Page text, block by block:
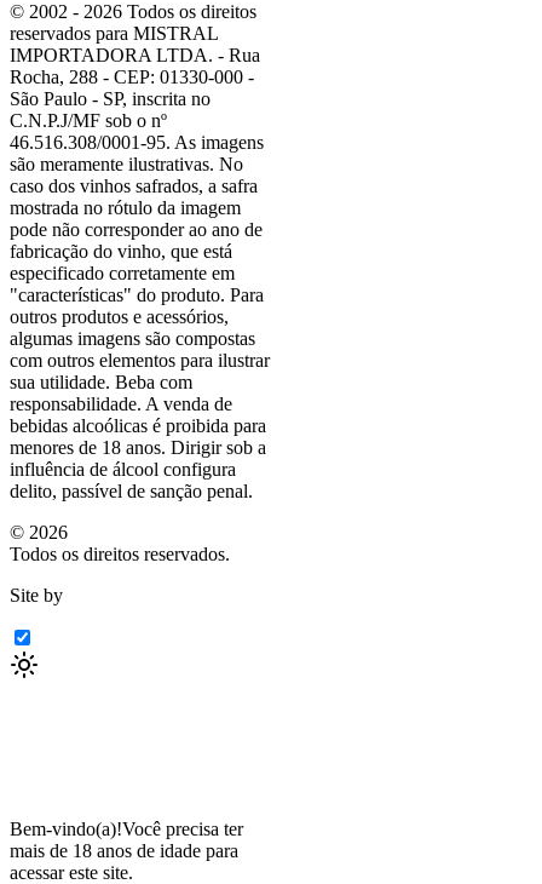
© 2002 - 2026 Todos os direitos
reservados para MISTRAL
IMPORTADORA LTDA. - Rua
Rocha, 288 - CEP: 01330-000 -
São Paulo - SP, inscrita no
C.N.P.J/MF sob o nº
46.516.308/0001-95. As imagens
são meramente ilustrativas. No
caso dos vinhos safrados, a safra
mostrada no rótulo da imagem
pode não corresponder ao ano de
fabricação do vinho, que está
especificado corretamente em
"características" do produto. Para
outros produtos e acessórios,
algumas imagens são compostas
com outros elementos para ilustrar
sua utilidade. Beba com
responsabilidade. A venda de
bebidas alcoólicas é proibida para
menores de 18 anos. Dirigir sob a
influência de álcool configura
delito, passível de sanção penal.
© 2026
Todos os direitos reservados.
Site by
Bem-vindo(a)!Você precisa ter
mais de 18 anos de idade para
acessar este site.